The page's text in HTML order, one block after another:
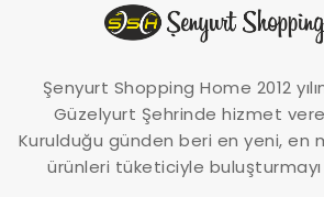
Şenyurt Shopping Home 2012
Güzelyurt Şehrinde hizmet
Kurulduğu günden beri en yeni, en
ürünleri tüketiciyle buluşturmayı